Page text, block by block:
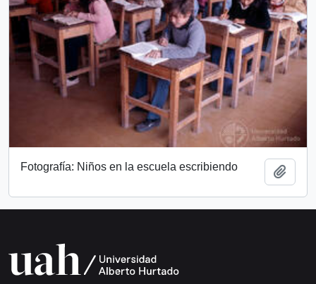
Fotografía: Niños en la escuela escribiendo